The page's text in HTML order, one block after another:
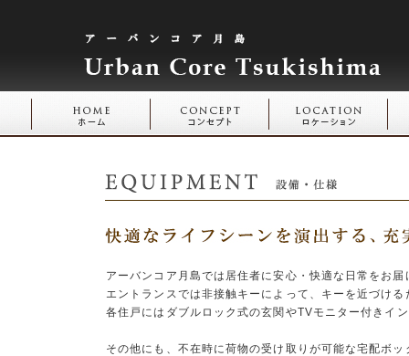
アーバンコア月島では居住者に安心・快適な日常をお
エントランスでは非接触キーによって、キーを近づけ
各住戸にはダブルロック式の玄関やTVモニター付きイ
その他にも、不在時に荷物の受け取りが可能な宅配ボ